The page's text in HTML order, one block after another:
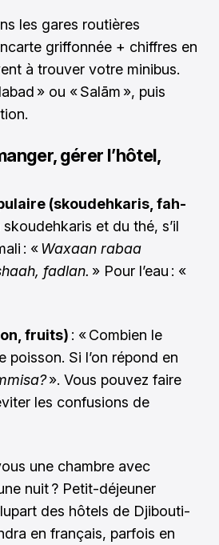
les gares routières
griffonnée + chiffres en
à trouver votre minibus.
» ou « Salām », puis
gérer l’hôtel,
(skoudehkaris, fah-
skoudehkaris et du thé, s’il
: «Waxaan rabaa
fadlan. » Pour l’eau : «
fruits) : « Combien le
poisson. Si l’on répond en
». Vous pouvez faire
les confusions de
une chambre avec
nuit ? Petit-déjeuner
des hôtels de Djibouti-
en français, parfois en